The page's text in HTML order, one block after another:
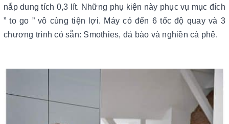
nắp dung tích 0,3 lít. Những phụ kiện này phục vụ mục đích
” to go ” vô cùng tiện lợi. Máy có đến 6 tốc độ quay và 3
chương trình có sẵn: Smothies, đá bào và nghiền cà phê.